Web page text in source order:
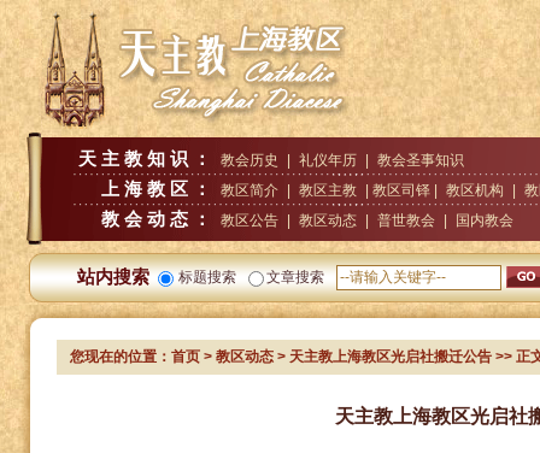
天主教知识： 教会历史 礼仪年历 教会圣事知识
上海教区： 教区简介 教区主教 | 教区司铎 | 教区机构
教会动态： 教区公告 教区动态 普世教会 国内教会
站内搜索 标题搜索 文章搜索
您现在的位置：首页 >教区动态 > 天主教上海教区光启社搬迁公告 >> 正
天主教上海教区光启社